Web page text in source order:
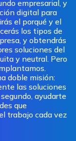
empresarial, y
digital para
el porqué y el
los tipos de
y obtendrás
soluciones del
y neutral. Pero
doble misión:
las soluciones
ayudarte
que
trabajo cada vez